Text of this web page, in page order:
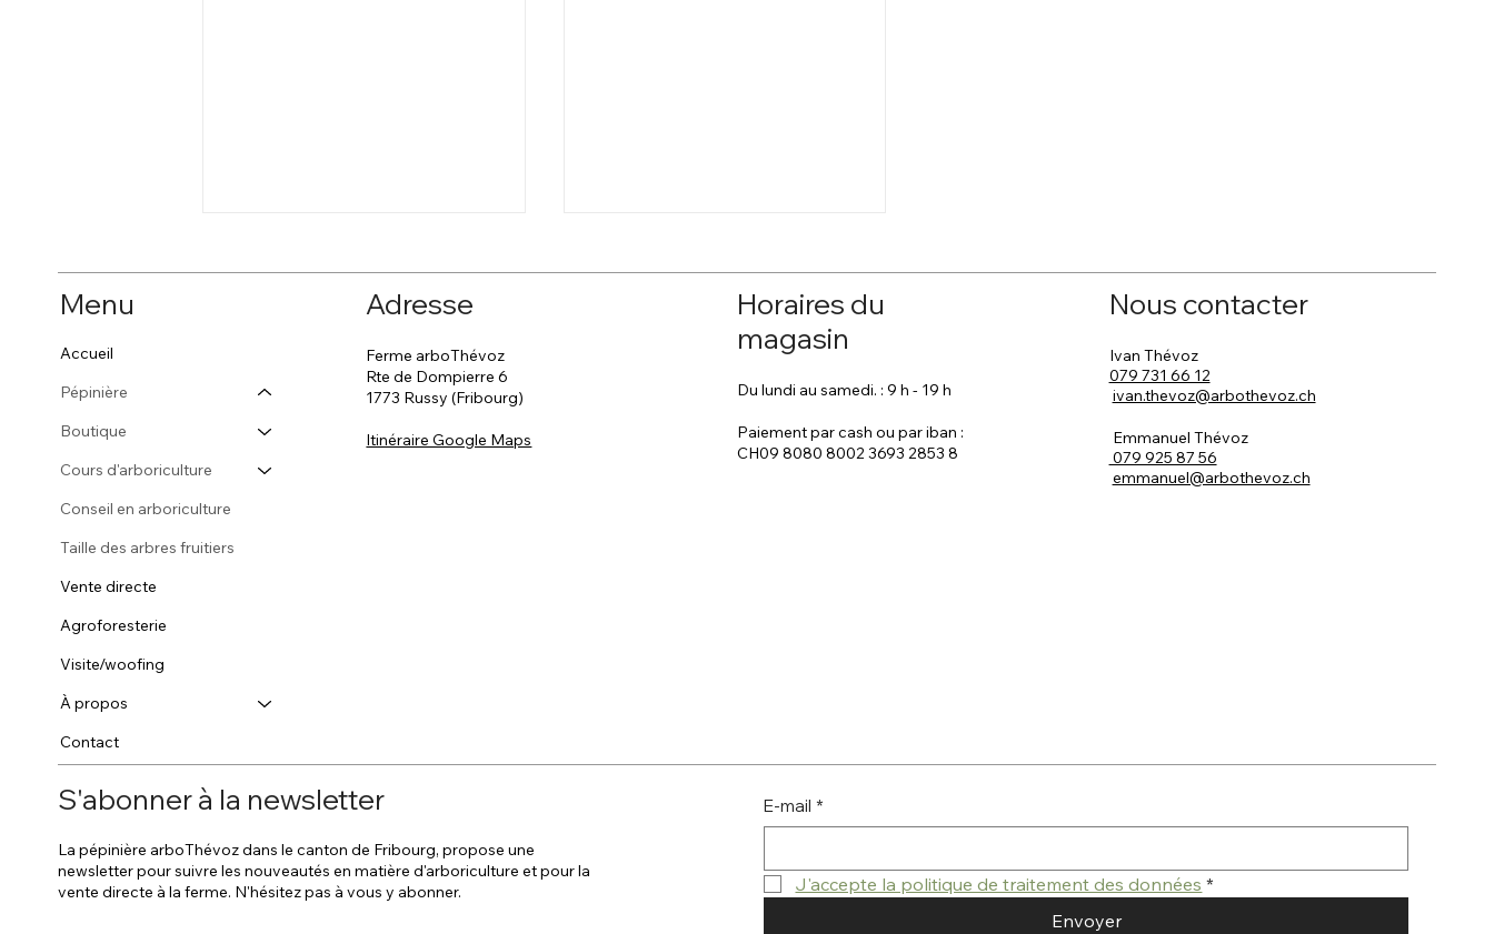
Conseils à la plantation
Les greffages d’été/
greffage en écusson
Menu
Accueil
Pépinière
Boutique
Cours d'arboriculture
Conseil en arboriculture
Taille des arbres fruitiers
Vente directe
Agroforesterie
Visite/woofing
À propos
Contact
Adresse
Ferme arboThévoz
Rte de Dompierre 6
1773 Russy (Fribourg)
Itinéraire Google Maps
Horaires du
magasin
Du lundi au samedi. : 9 h - 19 h
Paiement par cash ou par iban :
CH09 8080 8002 3693 2853 8
Nous contacter
Ivan Thévoz
079 731 66 12
ivan.thevoz@arbothevoz.ch
Emmanuel Thévoz
079 925 87 56
emmanuel@arbothevoz.ch
S'abonner à la newsletter
La pépinière arboThévoz dans le canton de Fribourg, propose une
newsletter pour suivre les nouveautés en matière d'arboriculture et pour la
vente directe à la ferme. N'hésitez pas à vous y abonner.
E-mail *
J'accepte la politique de traitement des données *
Envoyer